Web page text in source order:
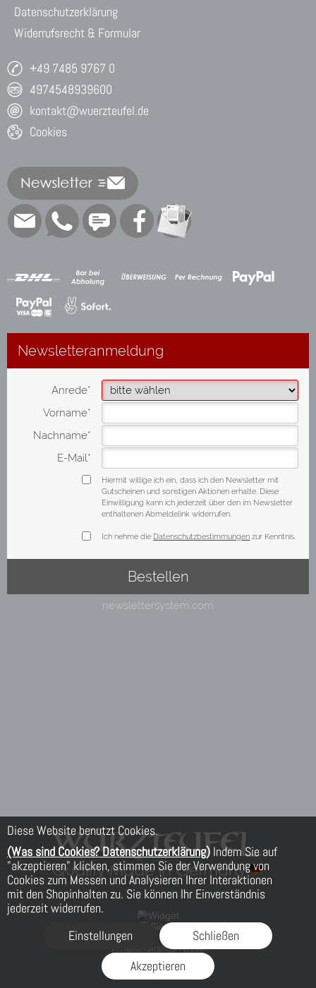
Diese Website benutzt Cookies.
(Was sind Cookies? Datenschutzerklärung) Indem Sie auf
"akzeptieren" klicken, stimmen Sie der Verwendung von
Cookies zum Messen und Analysieren Ihrer Interaktionen
mit den Shopinhalten zu. Sie können Ihr Einverständnis
jederzeit widerrufen.
Einstellungen
Schließen
Akzeptieren
Datenschutzerklärung
Widerrufsrecht & Formular
+49 7485 9767 0
4974548939600
kontakt@wuerzteufel.de
Cookies
FLOW® SHOPSOFTWARE